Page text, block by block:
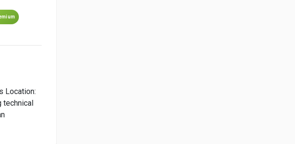
Location:
technical